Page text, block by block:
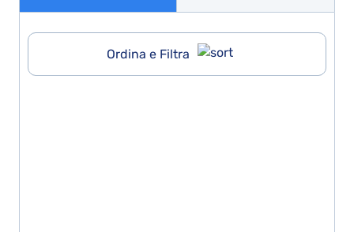
Ordina e Filtra